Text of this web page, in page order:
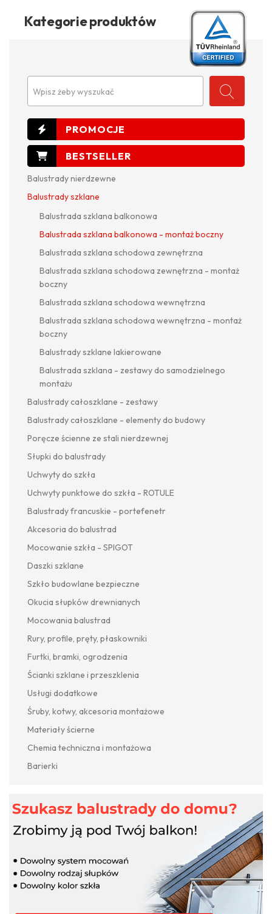
Kategorie produktów
Wpisz żeby wyszukać
Balustrady nierdzewne
Balustrady szklane
Balustrada szklana balkonowa
Balustrada szklana balkonowa - montaż boczny
Balustrada szklana schodowa zewnętrzna
Balustrada szklana schodowa zewnętrzna - montaż
boczny
Balustrada szklana schodowa wewnętrzna
Balustrada szklana schodowa wewnętrzna - montaż
boczny
Balustrady szklane lakierowane
Balustrada szklana - zestawy do samodzielnego
montażu
Balustrady całoszklane - zestawy
Balustrady całoszklane - elementy do budowy
Poręcze ścienne ze stali nierdzewnej
Słupki do balustrady
Uchwyty do szkła
Uchwyty punktowe do szkła - ROTULE
Balustrady francuskie - portefenetr
Akcesoria do balustrad
Mocowanie szkła - SPIGOT
Daszki szklane
Szkło budowlane bezpieczne
Okucia słupków drewnianych
Mocowania balustrad
Rury, profile, pręty, płaskowniki
Furtki, bramki, ogrodzenia
Ścianki szklane i przeszklenia
Usługi dodatkowe
Śruby, kotwy, akcesoria montażowe
Materiały ścierne
Chemia techniczna i montażowa
Barierki